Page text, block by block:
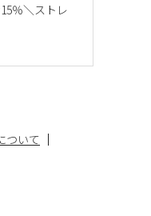
％＼ストレ
ついて